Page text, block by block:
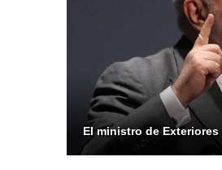
El ministro de Exteriores